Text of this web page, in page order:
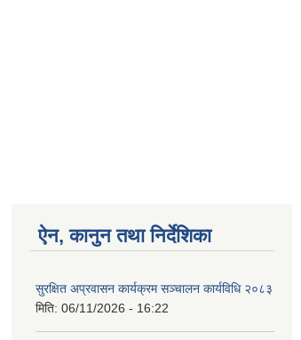
ऐन, कानुन तथा निर्देशिका
सुरक्षित अप्रवासन कार्यक्रम सञ्चालन कार्यविधि २०८३
मिति: 06/11/2026 - 16:22